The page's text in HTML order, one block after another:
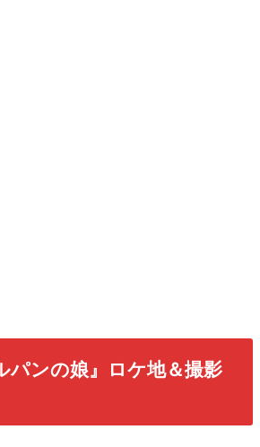
パンの娘』ロケ地＆撮影